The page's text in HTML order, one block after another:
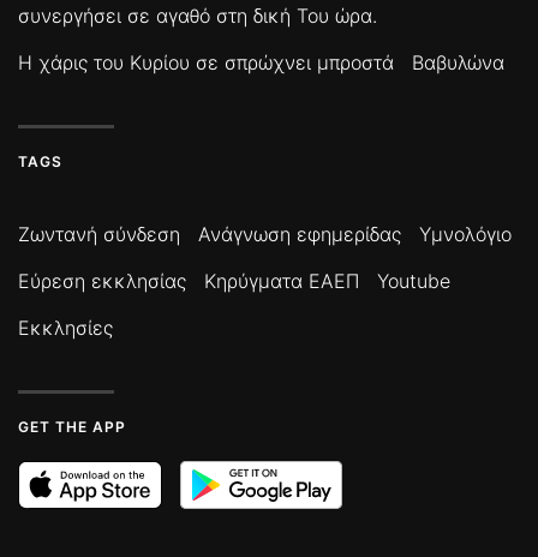
συνεργήσει σε αγαθό στη δική Του ώρα.
Η χάρις του Κυρίου σε σπρώχνει μπροστά
Βαβυλώνα
TAGS
Ζωντανή σύνδεση Ανάγνωση εφημερίδας
Υμνολόγιο
Εύρεση εκκλησίας
Κηρύγματα ΕΑΕΠ
Youtube
Εκκλησίες
GET THE APP